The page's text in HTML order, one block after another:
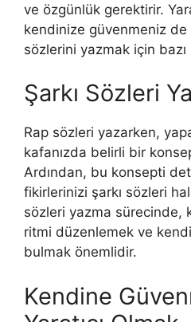
ve özgünlük gerektirir.
kendinize güvenmeniz de
sözlerini yazmak için bazı
Şarkı Sözleri
Rap sözleri yazarken,
kafanızda belirli bir
Ardından, bu konsepti
fikirlerinizi şarkı sözleri
sözleri yazma sürecinde,
ritmi düzenlemek ve
bulmak önemlidir.
Kendine